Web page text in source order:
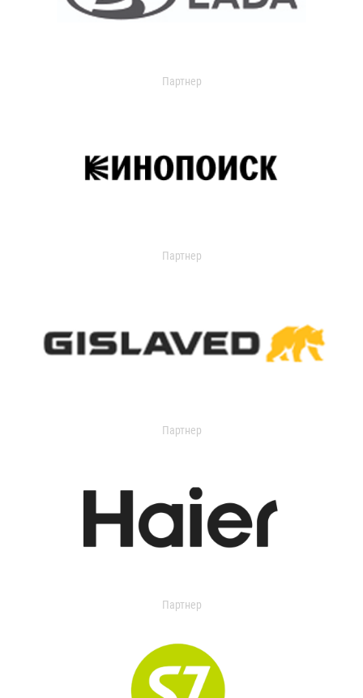
Партнер
Партнер
Партнер
Партнер